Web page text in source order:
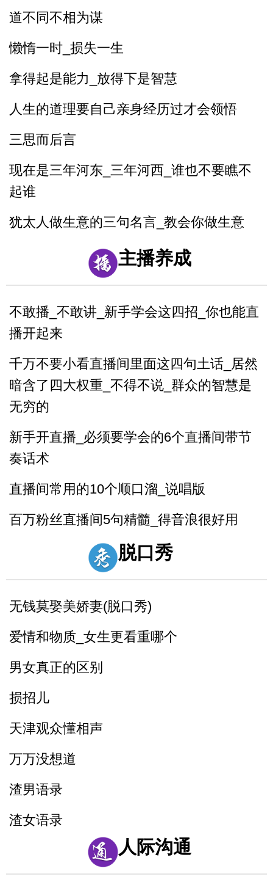
别人夸你_如何巧妙回答_而不是阿谀奉承
道不同不相为谋
懒惰一时_损失一生
拿得起是能力_放得下是智慧
人生的道理要自己亲身经历过才会领悟
三思而后言
现在是三年河东_三年河西_谁也不要瞧不
起谁
犹太人做生意的三句名言_教会你做生意
最狠的五句话让你瞬间成长
主播养成
不敢播_不敢讲_新手学会这四招_你也能直
播开起来
千万不要小看直播间里面这四句土话_居然
暗含了四大权重_不得不说_群众的智慧是
无穷的
新手开直播_必须要学会的6个直播间带节
奏话术
直播间常用的10个顺口溜_说唱版
百万粉丝直播间5句精髓_得音浪很好用
反复练习1w遍_主播基本功_直播话术1
反复练习1w遍_主播基本功_直播话术2
反复练习1w遍_主播基本功_直播话术3
反复练习1w遍_主播基本功_直播话术4
反复练习1w遍_主播基本功_直播话术5
脱口秀
无钱莫娶美娇妻(脱口秀)
爱情和物质_女生更看重哪个
男女真正的区别
损招儿
天津观众懂相声
万万没想道
渣男语录
渣女语录
富二代装穷你们见过吗人际沟通